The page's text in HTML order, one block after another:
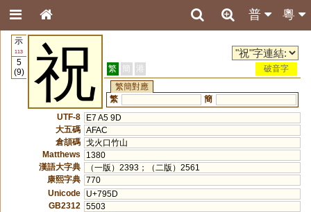
粵
普
示
113
5
(9)
祝 繁 簡 港
破音字
繁簡對應
繁
簡
UTF-8
E7 A5 9D
大五碼 AFAC
倉頡碼 戈火口竹山
Matthews
1380
漢語大字典
（一版）2393；（二版）2561
康熙字典 770
Unicode
U+795D
GB2312
5503